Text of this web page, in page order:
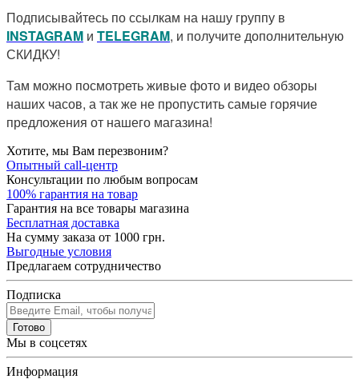
Подписывайтесь по ссылкам на нашу группу в
INSTAGRAM и TELEGRAM, и получите дополнительную
СКИДКУ!
Там можно посмотреть живые фото и видео обзоры
наших часов, а так же не пропустить самые горячие
предложения от нашего магазина!
Хотите, мы Вам перезвоним?
Опытный call-центр
Консультации по любым вопросам
100% гарантия на товар
Гарантия на все товары магазина
Бесплатная доставка
На сумму заказа от 1000 грн.
Выгодные условия
Предлагаем сотрудничество
Подписка
Готово
Мы в соцсетях
Информация